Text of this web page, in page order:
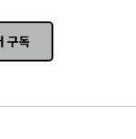
구독